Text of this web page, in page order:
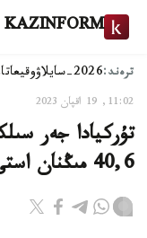
KAZINFORM
ترەند:2026-سايلاۋ وقيعا
11:02, 19 اقپان 2023
تۇركيادا جەر
40,6 مىڭنان استى